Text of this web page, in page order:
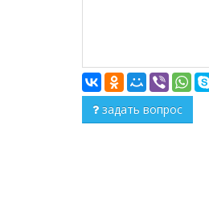
задать вопрос